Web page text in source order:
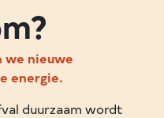
we nieuwe
energie.
duurzaam wordt